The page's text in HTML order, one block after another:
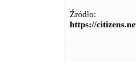
Źródło:
https://